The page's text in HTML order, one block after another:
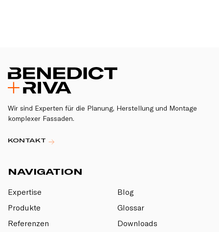
Wir sind Experten für die Planung, Herstellung und Montage
komplexer Fassaden.
KONTAKT
NAVIGATION
Expertise
Produkte
Referenzen
Blog
Glossar
Downloads